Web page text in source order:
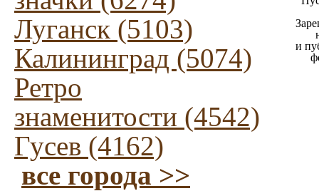
Луганск (5103)
Калининград (5074)
Ретро
знаменитости (4542)
Гусев (4162)
все города >>
и